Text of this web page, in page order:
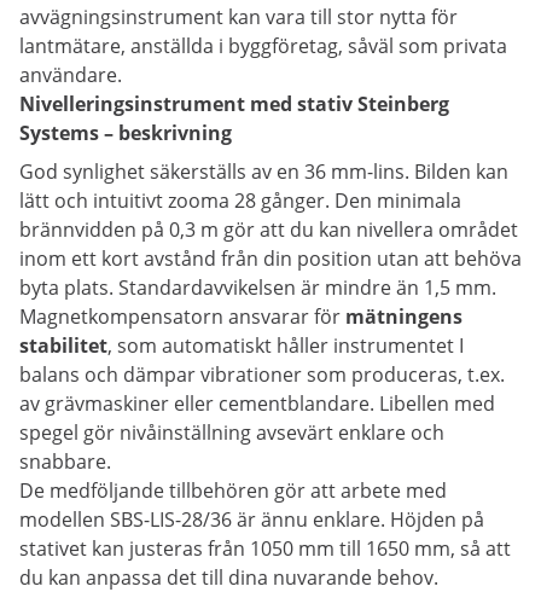
avvägningsinstrument kan vara till stor nytta för
lantmätare, anställda i byggföretag, såväl som privata
användare.
Nivelleringsinstrument med stativ Steinberg
Systems – beskrivning
God synlighet säkerställs av en 36 mm-lins. Bilden kan
lätt och intuitivt zooma 28 gånger. Den minimala
brännvidden på 0,3 m gör att du kan nivellera området
inom ett kort avstånd från din position utan att behöva
byta plats. Standardavvikelsen är mindre än 1,5 mm.
Magnetkompensatorn ansvarar för mätningens
stabilitet, som automatiskt håller instrumentet I
balans och dämpar vibrationer som produceras, t.ex.
av grävmaskiner eller cementblandare. Libellen med
spegel gör nivåinställning avsevärt enklare och
snabbare.
De medföljande tillbehören gör att arbete med
modellen SBS-LIS-28/36 är ännu enklare. Höjden på
stativet kan justeras från 1050 mm till 1650 mm, så att
du kan anpassa det till dina nuvarande behov.